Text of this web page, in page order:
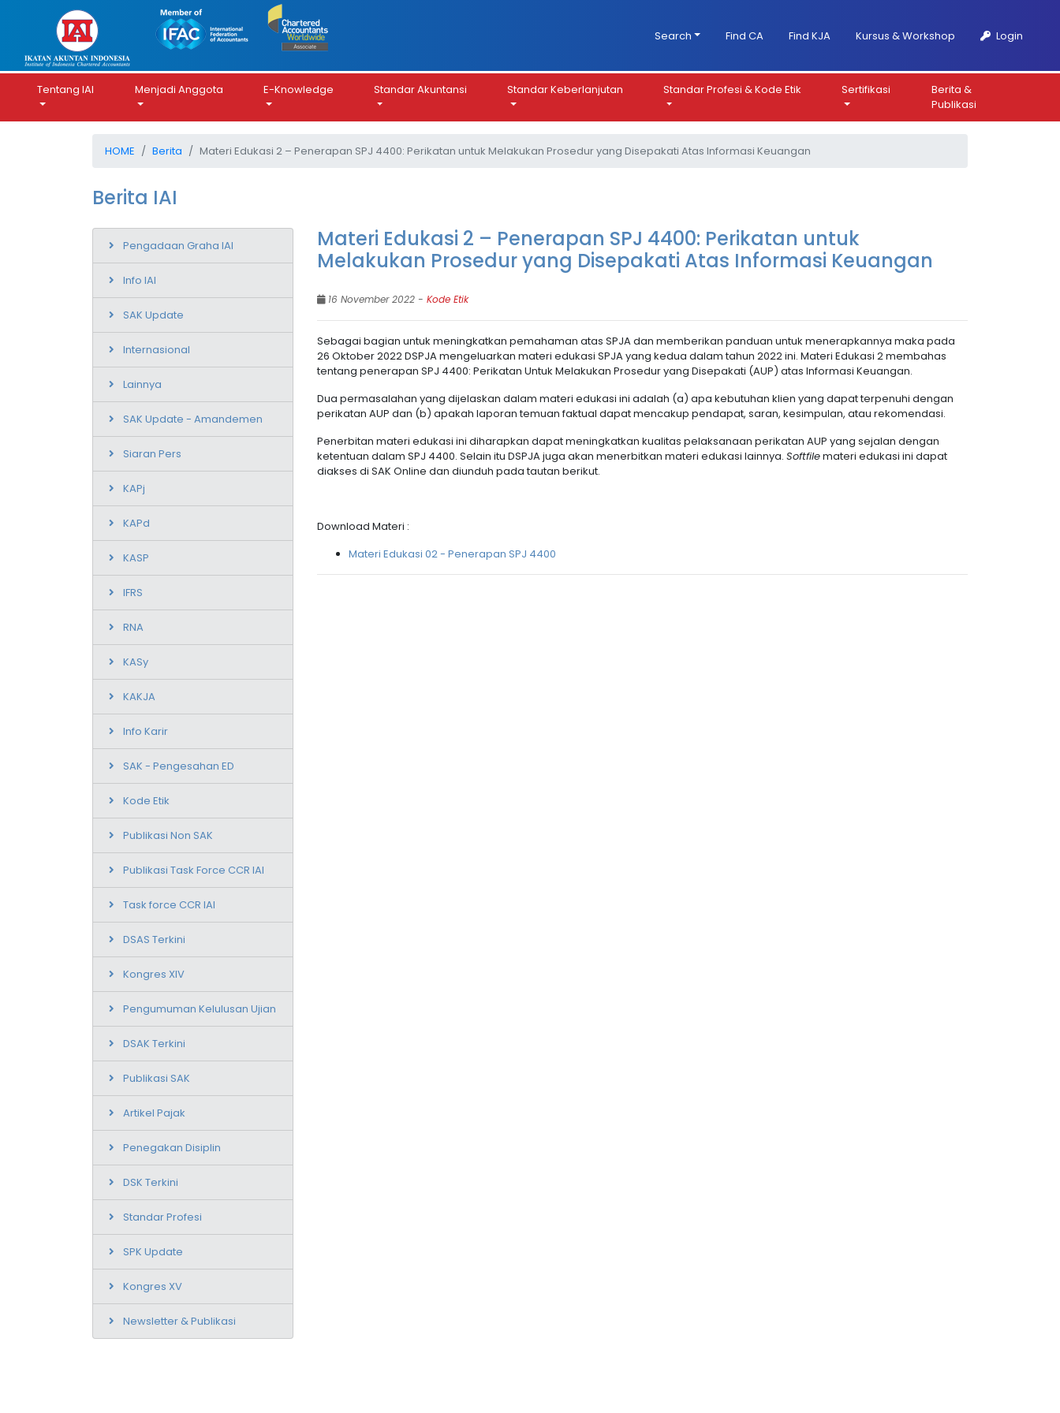
Search Find CA Find KJA Kursus & Workshop Login
Tentang IAI Menjadi Anggota E-Knowledge Standar Akuntansi Standar Keberlanjutan Standar Profesi & Kode Etik Sertifikasi
Berita &
Publikasi
HOME Berita Materi Edukasi 2 – Penerapan SPJ 4400: Perikatan untuk Melakukan Prosedur yang Disepakati Atas Informasi Keuangan
Berita IAI
Pengadaan Graha IAI
Info IAI
SAK Update
Internasional
Lainnya
SAK Update - Amandemen
Siaran Pers
KAPj
KAPd
KASP
IFRS
RNA
KASy
KAKJA
Info Karir
SAK - Pengesahan ED
Kode Etik
Publikasi Non SAK
Publikasi Task Force CCR IAI
Task force CCR IAI
DSAS Terkini
Kongres XIV
Pengumuman Kelulusan Ujian
DSAK Terkini
Publikasi SAK
Artikel Pajak
Penegakan Disiplin
DSK Terkini
Standar Profesi
SPK Update
Kongres XV
Newsletter & Publikasi
Materi Edukasi 2 – Penerapan SPJ 4400: Perikatan untuk
Melakukan Prosedur yang Disepakati Atas Informasi Keuangan
16 November 2022 - Kode Etik
Sebagai bagian untuk meningkatkan pemahaman atas SPJA dan memberikan panduan untuk menerapkannya maka pada
26 Oktober 2022 DSPJA mengeluarkan materi edukasi SPJA yang kedua dalam tahun 2022 ini. Materi Edukasi 2 membahas
tentang penerapan SPJ 4400: Perikatan Untuk Melakukan Prosedur yang Disepakati (AUP) atas Informasi Keuangan.
Dua permasalahan yang dijelaskan dalam materi edukasi ini adalah (a) apa kebutuhan klien yang dapat terpenuhi dengan
perikatan AUP dan (b) apakah laporan temuan faktual dapat mencakup pendapat, saran, kesimpulan, atau rekomendasi.
Penerbitan materi edukasi ini diharapkan dapat meningkatkan kualitas pelaksanaan perikatan AUP yang sejalan dengan
ketentuan dalam SPJ 4400. Selain itu DSPJA juga akan menerbitkan materi edukasi lainnya. Softfilemateri edukasi ini dapat
diakses di SAK Online dan diunduh pada tautan berikut.
Download Materi :
Materi Edukasi 02 - Penerapan SPJ 4400